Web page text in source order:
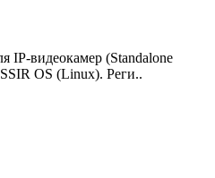
IP-видеокамер (Standalone
OS (Linux). Реги..